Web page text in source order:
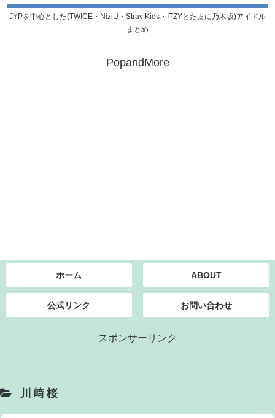
JYPを中心とした(TWICE・NiziU・Stray Kids・ITZYとたまに乃木坂)アイドル
まとめ
PopandMore
ホーム ABOUT
公式リンク お問い合わせ
スポンサーリンク
川﨑桜